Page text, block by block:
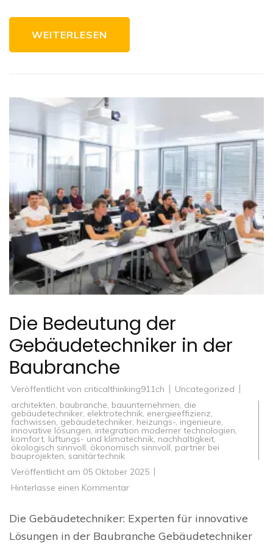
WEITERLESEN
Die Bedeutung der
Gebäudetechniker in der
Baubranche
Veröffentlicht von criticalthinking911ch
Uncategorized
architekten, baubranche, bauunternehmen, die
gebäudetechniker, elektrotechnik, energieeffizienz,
fachwissen, gebäudetechniker, heizungs-, ingenieure,
innovative lösungen, integration moderner technologien,
komfort, lüftungs- und klimatechnik, nachhaltigkeit,
ökologisch sinnvoll, ökonomisch sinnvoll, partner bei
bauprojekten, sanitärtechnik
Veröffentlicht am 05 Oktober 2025
Hinterlasse einen Kommentarzu
der
Gebäudetechniker
der
Die Gebäudetechniker: Experten für innovative
Lösungen in der Baubranche Gebäudetechniker